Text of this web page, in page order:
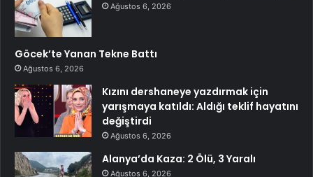
Ağustos 6, 2026
Göcek’te Yanan Tekne Battı
Ağustos 6, 2026
Kızını dershaneye yazdırmak için
yarışmaya katıldı: Aldığı teklif hayatını
değiştirdi
Ağustos 6, 2026
Alanya’da Kaza: 2 Ölü, 3 Yaralı
Ağustos 6, 2026